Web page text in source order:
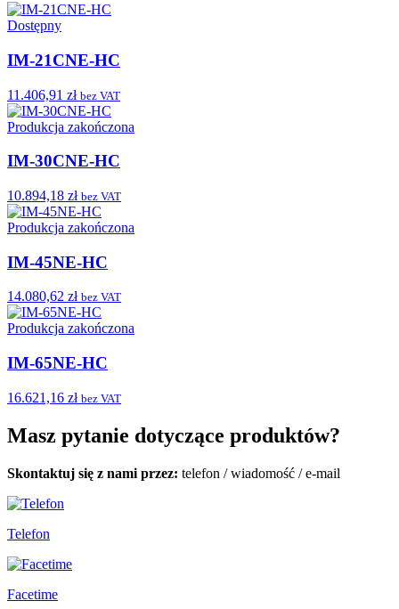
Dostępny
IM-21CNE-HC
11.406,91 zł bez VAT
Produkcja zakończona
IM-30CNE-HC
10.894,18 zł bez VAT
Produkcja zakończona
IM-45NE-HC
14.080,62 zł bez VAT
Produkcja zakończona
IM-65NE-HC
16.621,16 zł bez VAT
Masz pytanie dotyczące produktów?
Skontaktuj się z nami przez: telefon /wiadomość /e-mail
Telefon
Facetime